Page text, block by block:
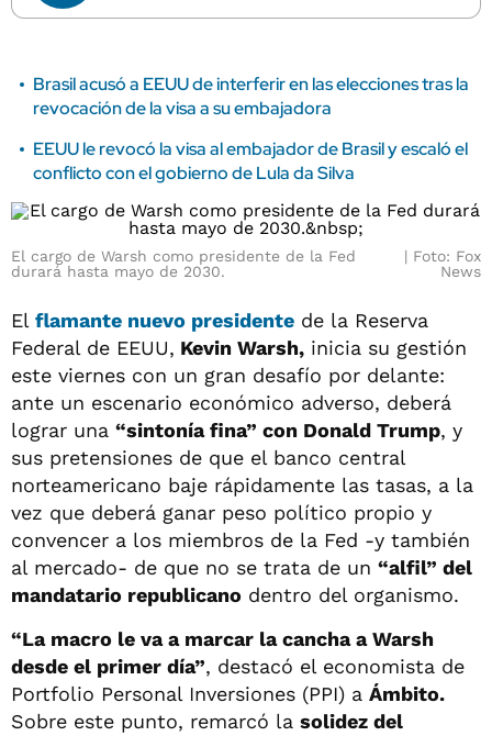
Brasil acusó a EEUU de interferir en las elecciones tras la
revocación de la visa a su embajadora
EEUU le revocó la visa al embajador de Brasil y escaló el
conflicto con el gobierno de Lula da Silva
El cargo de Warsh como presidente de la Fed
durará hasta mayo de 2030.
Foto: Fox
News
El flamante nuevo presidente de la Reserva
Federal de EEUU, Kevin Warsh, inicia su gestión
este viernes con un gran desafío por delante:
ante un escenario económico adverso, deberá
lograr una “sintonía fina” con Donald Trump, y
sus pretensiones de que el banco central
norteamericano baje rápidamente las tasas, a la
vez que deberá ganar peso político propio y
convencer a los miembros de la Fed -y también
al mercado- de que no se trata de un “alfil” del
mandatario republicano dentro del organismo.
“La macro le va a marcar la cancha a Warsh
desde el primer día”, destacó el economista de
Portfolio Personal Inversiones (PPI) a Ámbito.
Sobre este punto, remarcó la solidez del